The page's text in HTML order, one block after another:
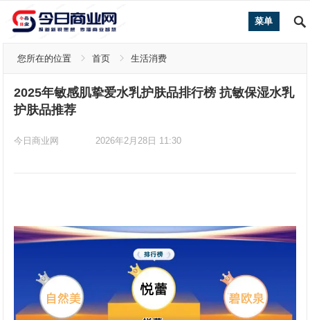
菜单
您所在的位置 首页 生活消费
2025年敏感肌挚爱水乳护肤品排行榜 抗敏保湿水乳
护肤品推荐
今日商业网 2026年2月28日 11:30